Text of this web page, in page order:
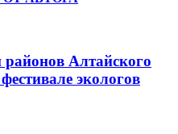
Алтайского
экологов